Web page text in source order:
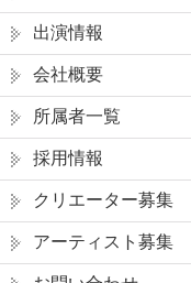
出演情報
会社概要
所属者一覧
採用情報
クリエーター募集
アーティスト募集